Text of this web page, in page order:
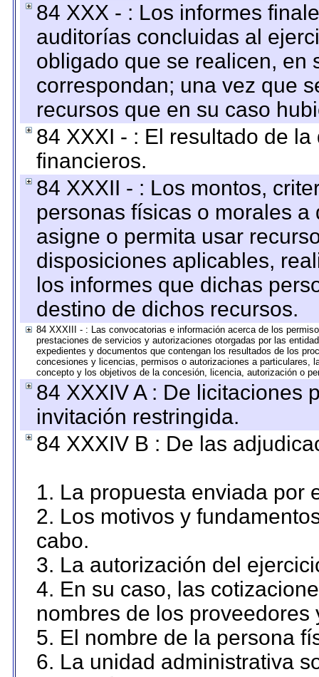
84 XXX - : Los informes
auditorías concluidas al
obligado que se realicen, en
correspondan; una vez que
recursos que en su caso
84 XXXI - : El resultado de
financieros.
84 XXXII - : Los montos,
personas físicas o morales
asigne o permita usar
disposiciones aplicables,
los informes que dichas
destino de dichos recursos.
84 XXXIII - : Las convocatorias e información acerca de los
prestaciones de servicios y autorizaciones otorgadas por las
expedientes y documentos que contengan los resultados de los
concesiones y licencias, permisos o autorizaciones a particulares,
concepto y los objetivos de la concesión, licencia, autorización o
84 XXXIV A : De licitaciones
invitación restringida.
84 XXXIV B : De las
1. La propuesta enviada por
2. Los motivos y
cabo.
3. La autorización del
4. En su caso, las
nombres de los proveedores
5. El nombre de la persona
6. La unidad administrativa